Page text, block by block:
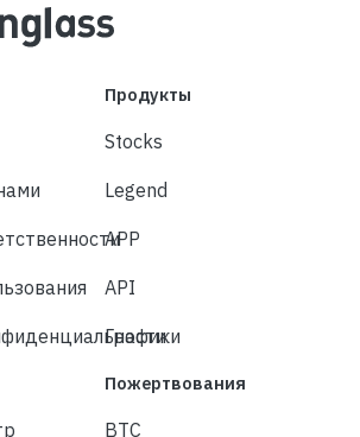
Продукты
Stocks
Legend
APP
API
Графики
Пожертвования
BTC